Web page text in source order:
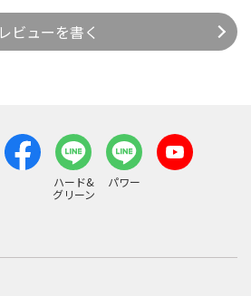
レビューを書く
ハード&
グリーン
パワー